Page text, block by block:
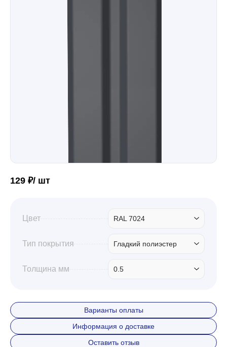
Водосточная система
Профили для гипсокартона
129 ₽/ шт
Цвет RAL 7024
Тип покрытия Гладкий полиэстер
Толщина мм 0.5
Варианты оплаты
Информация о доставке
Оставить отзыв